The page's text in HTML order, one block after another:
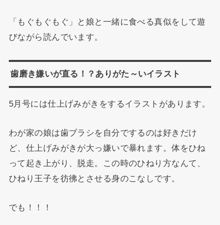
「もぐもぐもぐ」と娘と一緒に食べる真似をして遊
びながら読んでいます。
歯磨き嫌いが直る！？ありがた～いイラスト
5月号には仕上げみがきをするイラストがあります。
わが家の娘は歯ブラシを自分でするのは好きだけ
ど、仕上げみがきが大っ嫌いで暴れます。体をひね
って起き上がり、脱走。この時のひねり方なんて、
ひねり王子を彷彿とさせる身のこなしです。
でも！！！